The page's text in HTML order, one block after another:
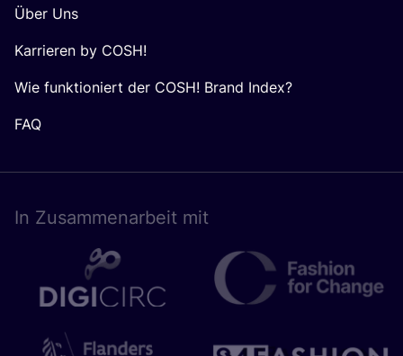
Über Uns
Karrieren by COSH!
Wie funktioniert der COSH! Brand Index?
FAQ
In Zusam­men­ar­beit mit